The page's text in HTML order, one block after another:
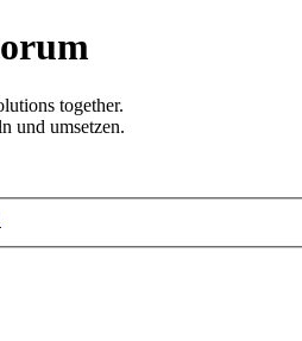
together.
und umsetzen.